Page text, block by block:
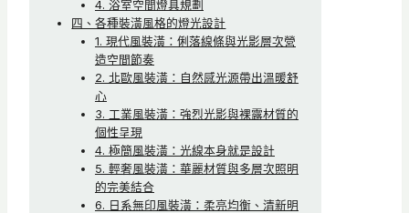
4. 浴室空間燈具規劃
四、各種裝潢風格的燈光設計
1. 現代風裝潢：俐落線條與光影層次營
造空間節奏
2. 北歐風裝潢：自然感光源帶出溫暖舒
心
3. 工業風裝潢：強烈光影與裸露材質的
個性呈現
4. 極簡風裝潢：光線本身就是設計
5. 輕奢風裝潢：華麗材質與多層次照明
的完美結合
6. 日系無印風裝潢：柔亮均衡、清新明